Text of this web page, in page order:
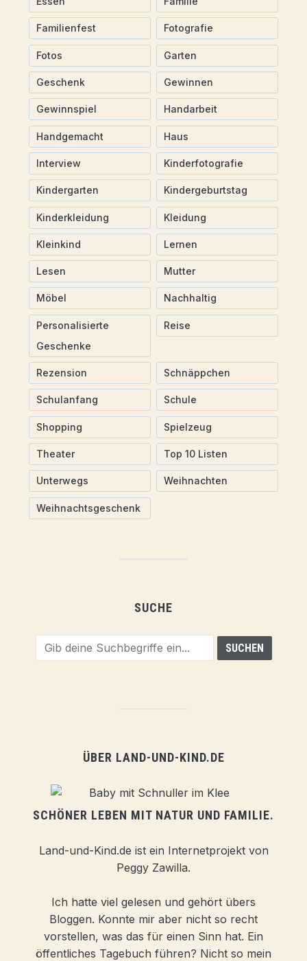
Familienfest Fotografie
Fotos Garten
Geschenk Gewinnen
Gewinnspiel Handarbeit
Handgemacht Haus
Interview Kinderfotografie
Kindergarten Kindergeburtstag
Kinderkleidung Kleidung
Kleinkind Lernen
Lesen Mutter
Möbel Nachhaltig
Personalisierte
Geschenke
Reise
Rezension Schnäppchen
Schulanfang Schule
Shopping Spielzeug
Theater Top 10 Listen
Unterwegs Weihnachten
Weihnachtsgeschenk
SUCHE
ÜBER LAND-UND-KIND.DE
SCHÖNER LEBEN MIT NATUR UND FAMILIE.
Land-und-Kind.de ist ein Internetprojekt von
Peggy Zawilla.
Ich hatte viel gelesen und gehört übers
Bloggen. Konnte mir aber nicht so recht
vorstellen, was das für einen Sinn hat. Ein
öffentliches Tagebuch führen? Nicht so mein